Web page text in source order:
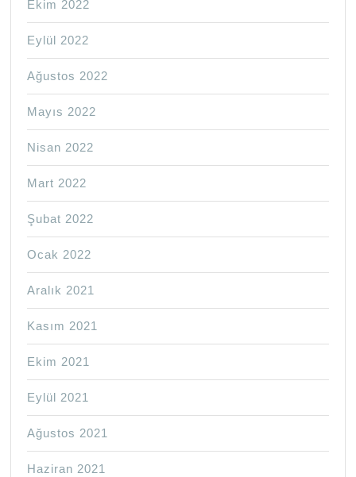
Ekim 2022
Eylül 2022
Ağustos 2022
Mayıs 2022
Nisan 2022
Mart 2022
Şubat 2022
Ocak 2022
Aralık 2021
Kasım 2021
Ekim 2021
Eylül 2021
Ağustos 2021
Haziran 2021